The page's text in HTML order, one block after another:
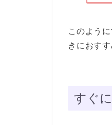
このよう
きにおす
すぐ